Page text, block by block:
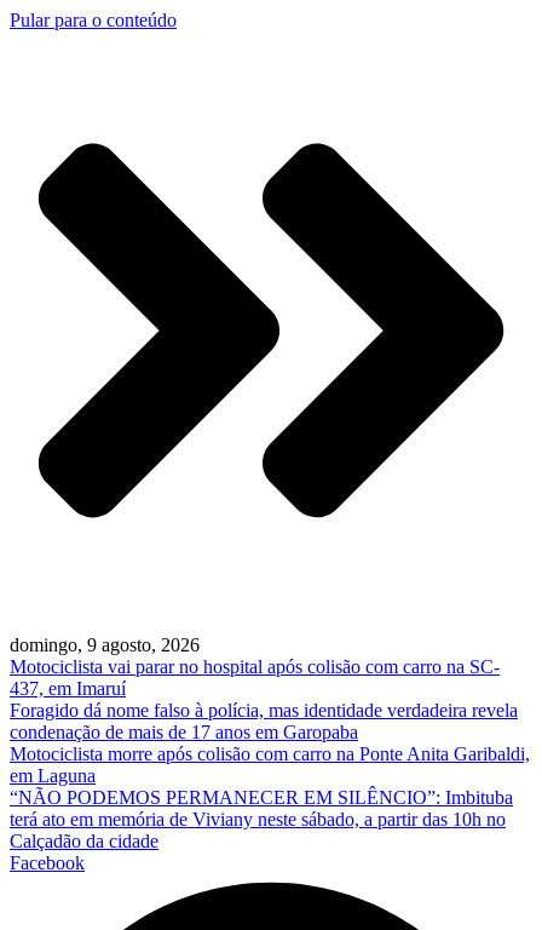
Pular para o conteúdo
domingo, 9 agosto, 2026
Motociclista vai parar no hospital após colisão com carro na SC-
437, em Imaruí
Foragido dá nome falso à polícia, mas identidade verdadeira revela
condenação de mais de 17 anos em Garopaba
Motociclista morre após colisão com carro na Ponte Anita Garibaldi,
em Laguna
“NÃO PODEMOS PERMANECER EM SILÊNCIO”: Imbituba
terá ato em memória de Viviany neste sábado, a partir das 10h no
Calçadão da cidade
Facebook